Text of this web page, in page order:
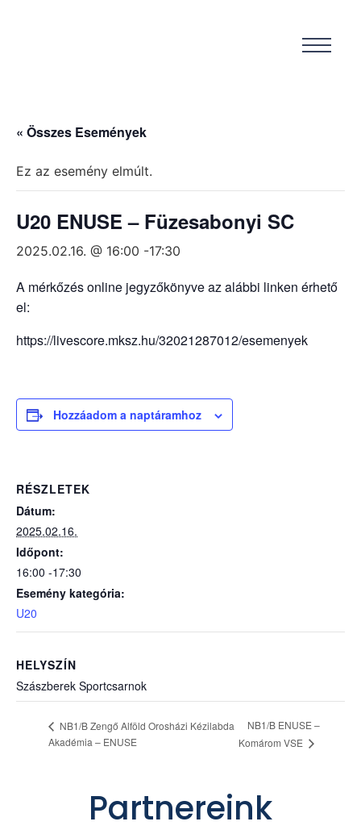
« Összes Események
Ez az esemény elmúlt.
U20 ENUSE – Füzesabonyi SC
2025.02.16. @ 16:00 -17:30
A mérkőzés online jegyzőkönyve az alábbi linken érhető
el:
https://livescore.mksz.hu/32021287012/esemenyek
Hozzáadom a naptáramhoz
RÉSZLETEK
Dátum:
2025.02.16.
Időpont:
16:00 -17:30
Esemény kategória:
U20
HELYSZÍN
Szászberek Sportcsarnok
NB1/B Zengő Alföld Orosházi Kézilabda
Akadémia – ENUSE
NB1/B ENUSE –
Komárom VSE
Partnereink